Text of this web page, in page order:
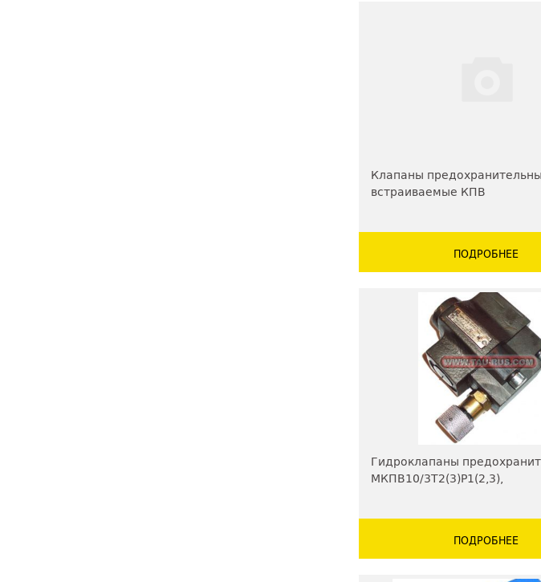
Клапаны
встраиваемые КПВ
ПОДРОБНЕЕ
Гидроклапаны
МКПВ10/3Т2(3)Р1(2,3),
ПОДРОБНЕЕ